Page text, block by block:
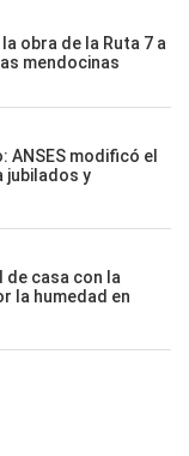
obra de la Ruta 7 a
mendocinas
ANSES modificó el
jubilados y
de casa con la
la humedad en